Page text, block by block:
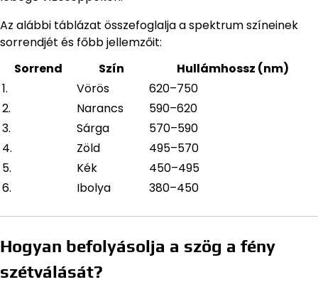
Az alábbi táblázat összefoglalja a spektrum színeinek
sorrendjét és főbb jellemzőit:
Sorrend
Szín
Hullámhossz (nm)
1.
Vörös
620–750
2.
Narancs
590–620
3.
Sárga
570–590
4.
Zöld
495–570
5.
Kék
450–495
6.
Ibolya 380–450
Hogyan befolyásolja a szög a fény
szétválását?